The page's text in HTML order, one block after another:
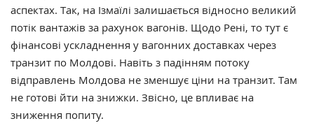
аспектах. Так, на Ізмаїлі залишається відносно великий
потік вантажів за рахунок вагонів. Щодо Рені, то тут є
фінансові ускладнення у вагонних доставках через
транзит по Молдові. Навіть з падінням потоку
відправлень Молдова не зменшує ціни на транзит. Там
не готові йти на знижки. Звісно, це впливає на
зниження попиту.